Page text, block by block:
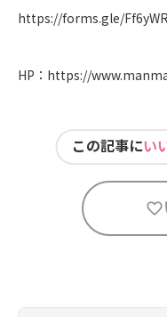
https://forms.gle/
HP： https://
この記事にい